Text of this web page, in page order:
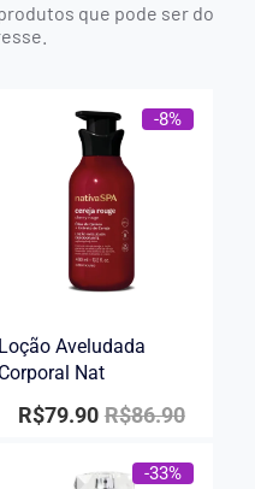
que pode ser do
-8%
Loção Aveludada
Corporal Nat
R$86.90
R$79.90
-33%